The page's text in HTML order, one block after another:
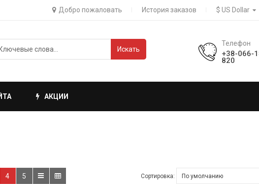
Добро пожаловать История заказов
Искать
Телефон
+38-066-
820
АКЦИИ
4 5 Сортировка: